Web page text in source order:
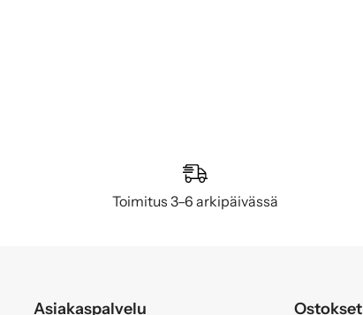
Toimitus 3–6 arkipäivässä
Asiakaspalvelu Ostokset